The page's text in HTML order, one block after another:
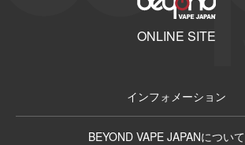
ONLINE SITE
インフォメーション
BEYOND VAPE JAPANについて